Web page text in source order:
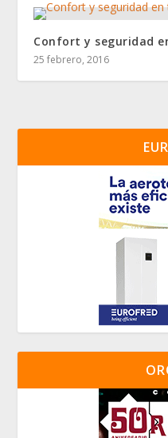
Confort y seguridad
25 febrero, 2016